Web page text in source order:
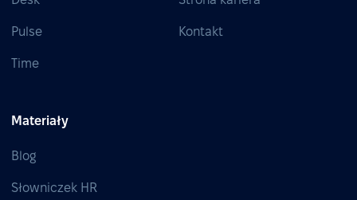
Pulse
Time
Kontakt
Materiały
Blog
Słowniczek HR